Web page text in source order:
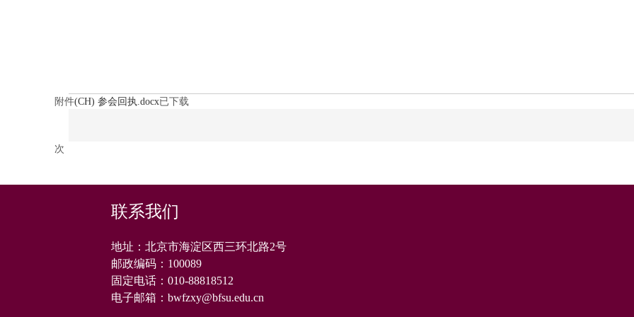
附件(CH) 参会回执.docx已下载
次
联系我们
地址：北京市海淀区西三环北路2号
邮政编码： 100089
固定电话： 010-88818512
电子邮箱： bwfzxy@bfsu.edu.cn